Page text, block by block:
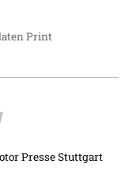
Print
Presse Stuttgart